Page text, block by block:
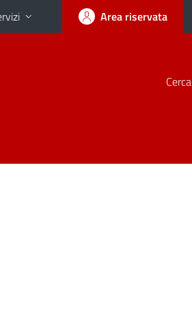
Area riservata
Cerca